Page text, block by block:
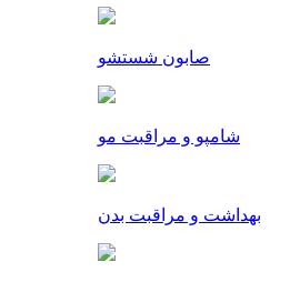
صابون شستشو
شامپو و مراقبت مو
بهداشت و مراقبت بدن